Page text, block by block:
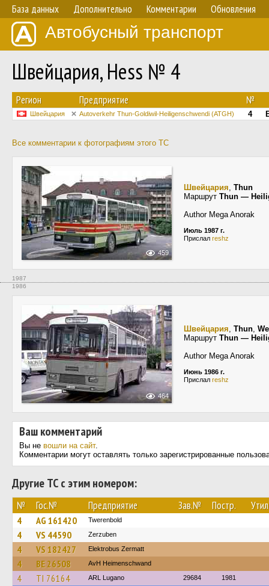
База данных Дополнительно Комментарии Обновления
Автобусный транспорт
Швейцария, Hess № 4
Регион Предприятие №
Швейцария Autoverkehr Thun-Goldiwil-Heiligenschwendi (ATGH) 4
Все комментарии к фотографиям этого ТС
459
Швейцария, Thun
Маршрут Thun —
Author Mega Anorak
Июль 1987 г.
Прислал reshz
1987
1986
464
Швейцария, Thun,
Маршрут Thun —
Author Mega Anorak
Июнь 1986 г.
Прислал reshz
Ваш комментарий
Вы не вошли на сайт.
Комментарии могут оставлять только зарегистрированные
Другие ТС с этим номером:
№ Гос.№ Предприятие Зав.№ Постр.
4 AG 161420 Twerenbold
4 VS 44590 Zerzuben
4 VS 182427 Elektrobus Zermatt
4 BE 26508 AvH Heimenschwand
4 TI 76164 ARL Lugano 29684 1981